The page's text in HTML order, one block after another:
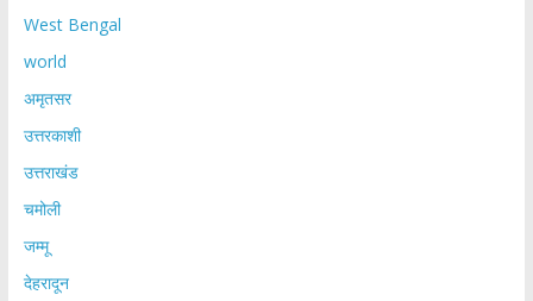
West Bengal
world
अमृतसर
उत्तरकाशी
उत्तराखंड
चमोली
जम्मू
देहरादून